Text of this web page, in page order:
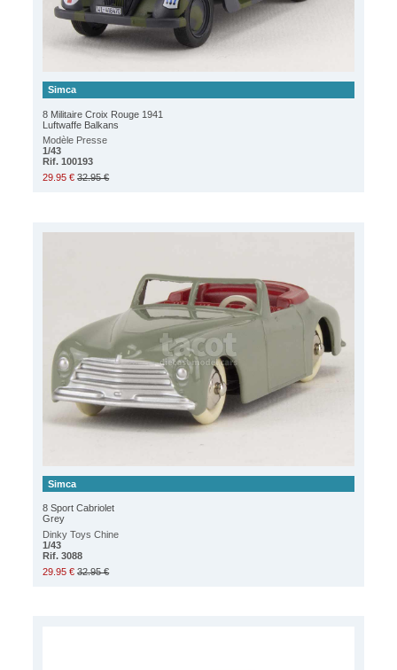
Simca
8 Militaire Croix Rouge 1941
Luftwaffe Balkans
Modèle Presse
1/43
Rif. 100193
29.95 € 32.95 €
Simca
8 Sport Cabriolet
Grey
Dinky Toys Chine
1/43
Rif. 3088
29.95 € 32.95 €